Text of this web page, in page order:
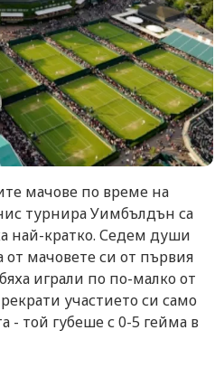
мачове по време на
турнира Уимбълдън са
най-кратко. Седем души
от мачовете си от първия
играли по по-малко от
участието си само
- той губеше с 0-5 гейма в